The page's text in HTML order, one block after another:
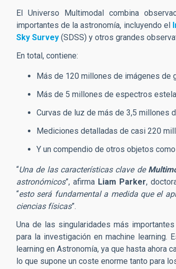
El Universo Multimodal combina
importantes de la astronomía, incluyendo el
Sky Survey (SDSS) y otros grandes
En total, contiene:
Más de 120 millones de imágenes de
Más de 5 millones de espectros
Curvas de luz de más de 3,5 millones
Mediciones detalladas de casi 220
Y un compendio de otros objetos
“Una de las características clave de
astronómicos”, afirmaLiam Parker,
“esto será fundamental a medida que el
ciencias físicas”.
Una de las singularidades más
para la investigación en machine learning.
learning en Astronomía, ya que hasta ahora
lo que supone un coste enorme tanto para